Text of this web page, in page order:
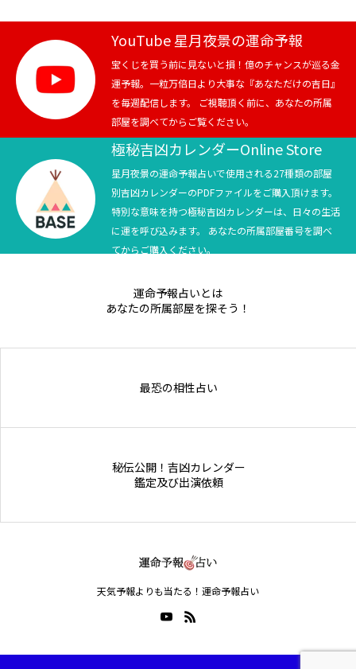
テニス
スポーツ
競馬
テニス四大大会・五輪
テニス四大大会・五輪
YouTube 星月夜景の運命予報
宝くじを買う前に見ないと損！億のチャンスが巡る金
運予報。一粒万倍日より大事な『あなただけの吉日』
を毎週配信します。 ご視聴頂く前に、あなたの所属
部屋を調べてからご覧ください。
極秘吉凶カレンダーOnline Store
星月夜景の運命予報占いで使用される27種類の部屋
別吉凶カレンダーのPDFファイルをご購入頂けます。
特別な意味を持つ極秘吉凶カレンダーは、日々の生活
に運を呼び込みます。 あなたの所属部屋番号を調べ
てからご購入ください。
運命予報占いとは
あなたの所属部屋を探そう！
最恐の相性占い
秘伝公開！吉凶カレンダー
鑑定及び出演依頼
天気予報よりも当たる！運命予報占い